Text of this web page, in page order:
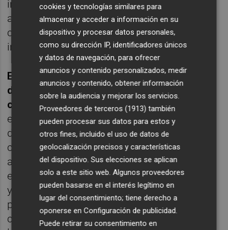
inflación, lo que provocó que las bolsas
americanas se dirigiesen a la parte baja del
canal alcista de largo plazo (línea verde en la
imagen superior).
El segundo punto no es más que una caída
de los precios de las cotizaciones tal y
como sucedió en el año 1929. Es un
escenario más probable actualmente que el
descrito en el punto 1, pero hay que tener en
cuenta que, a diferencia de entonces, en la
actualidad los bancos centrales y los
estados suelen intervenir con mayor rapidez
y contundencia para frenar las caídas y los
problemas económicos. En el año 1929 los
conocimientos sobre el funcionamiento de
cookies y tecnologías similares para
almacenar y acceder a información en su
dispositivo y procesar datos personales,
como su dirección IP, identificadores únicos
y datos de navegación, para ofrecer
anuncios y contenido personalizados, medir
anuncios y contenido, obtener información
sobre la audiencia y mejorar los servicios.
Proveedores de terceros (1913) también
pueden procesar sus datos para estos y
otros fines, incluido el uso de datos de
geolocalización precisos y características
del dispositivo. Sus elecciones se aplican
solo a este sitio web. Algunos proveedores
pueden basarse en el interés legítimo en
lugar del consentimiento; tiene derecho a
oponerse enConfiguración de publicidad
Puede retirar su consentimiento en